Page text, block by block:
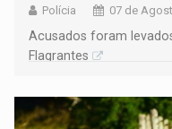
Polícia 07 de
Acusados foram
Flagrantes